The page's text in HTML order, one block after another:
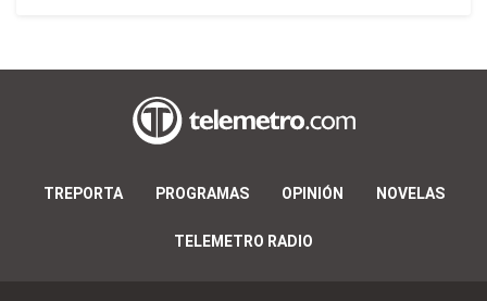
TREPORTA PROGRAMAS OPINIÓN NOVELAS
TELEMETRO RADIO